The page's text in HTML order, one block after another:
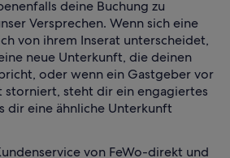
deine Buchung zu
Versprechen. Wenn sich eine
von ihrem Inserat unterscheidet,
neue Unterkunft, die deinen
oder wenn ein Gastgeber vor
steht dir ein engagiertes
dir eine ähnliche Unterkunft
von FeWo-direkt und